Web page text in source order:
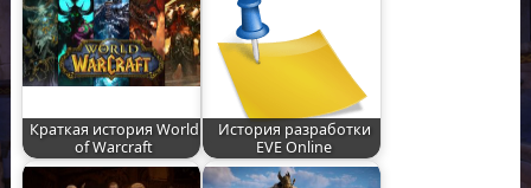
Краткая история World
of Warcraft
История разработки
EVE Online